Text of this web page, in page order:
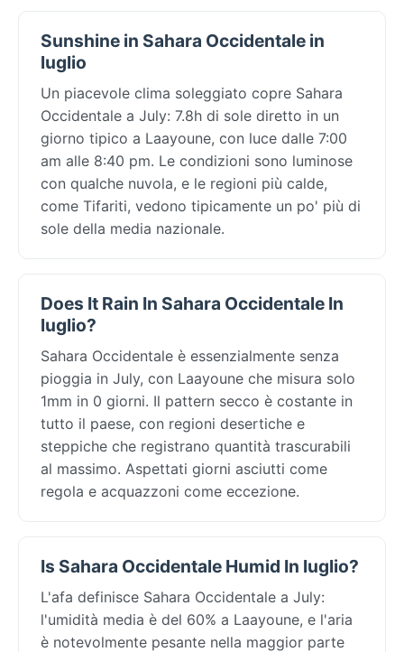
Sunshine in Sahara Occidentale in
luglio
Un piacevole clima soleggiato copre Sahara
Occidentale a July: 7.8h di sole diretto in un
giorno tipico a Laayoune, con luce dalle 7:00
am alle 8:40 pm. Le condizioni sono luminose
con qualche nuvola, e le regioni più calde,
come Tifariti, vedono tipicamente un po' più di
sole della media nazionale.
Does It Rain In Sahara Occidentale In
luglio?
Sahara Occidentale è essenzialmente senza
pioggia in July, con Laayoune che misura solo
1mm in 0 giorni. Il pattern secco è costante in
tutto il paese, con regioni desertiche e
steppiche che registrano quantità trascurabili
al massimo. Aspettati giorni asciutti come
regola e acquazzoni come eccezione.
Is Sahara Occidentale Humid In luglio?
L'afa definisce Sahara Occidentale a July:
l'umidità media è del 60% a Laayoune, e l'aria
è notevolmente pesante nella maggior parte